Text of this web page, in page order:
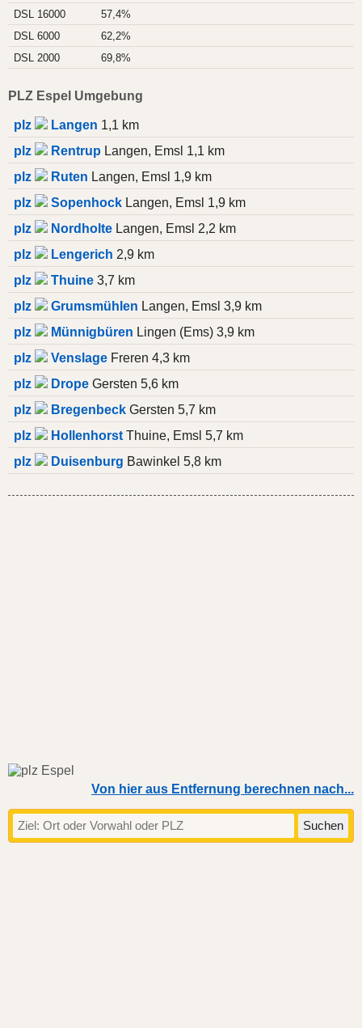
DSL 16000
57,4%
DSL 6000
62,2%
DSL 2000
69,8%
PLZ Espel Umgebung
plz Langen 1,1 km
plz
Rentrup Langen, Emsl 1,1 km
plz
Ruten Langen, Emsl 1,9 km
plz
Sopenhock Langen, Emsl 1,9 km
plz
Nordholte Langen, Emsl 2,2 km
plz
Lengerich 2,9 km
plz
Thuine 3,7 km
plz
Grumsmühlen Langen, Emsl 3,9 km
plz
Münnigbüren Lingen (Ems) 3,9 km
plz
Venslage Freren 4,3 km
plz
Drope Gersten 5,6 km
plz
Bregenbeck Gersten 5,7 km
plz
Hollenhorst Thuine, Emsl 5,7 km
plz
Duisenburg Bawinkel 5,8 km
Von hier aus Entfernung berechnen nach...